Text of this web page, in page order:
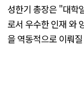
성한기 총장은 "대학
로서 우수한 인재 와
을 역동적으로 이뤄